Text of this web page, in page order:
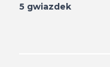
5 gwiazdek